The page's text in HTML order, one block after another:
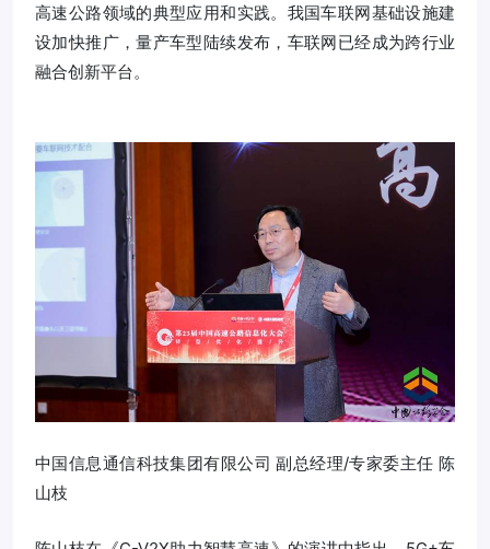
高速公路领域的典型应用和实践。我国车联网基础设施建
设加快推广，量产车型陆续发布，车联网已经成为跨行业
融合创新平台。
中国信息通信科技集团有限公司 副总经理/专家委主任 陈
山枝